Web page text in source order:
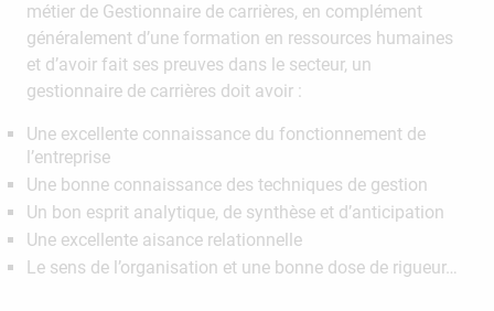
métier de Gestionnaire de carrières, en complément
généralement d’une formation en ressources humaines
et d’avoir fait ses preuves dans le secteur, un
gestionnaire de carrières doit avoir :
Une excellente connaissance du fonctionnement de
l’entreprise
Une bonne connaissance des techniques de gestion
Un bon esprit analytique, de synthèse et d’anticipation
Une excellente aisance relationnelle
Le sens de l’organisation et une bonne dose de rigueur…